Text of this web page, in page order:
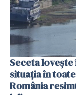
Seceta
situația în
România